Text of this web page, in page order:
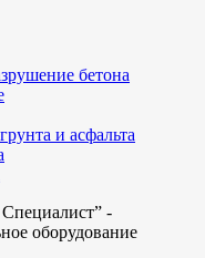
бетона
и асфальта
-
оборудование